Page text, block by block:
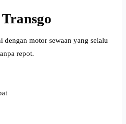
dengan motor sewaan yang selalu
repot.